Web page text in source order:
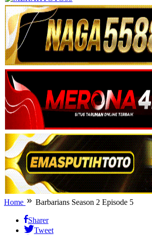
Home Barbarians Season 2 Episode 5
Sharer
Tweet